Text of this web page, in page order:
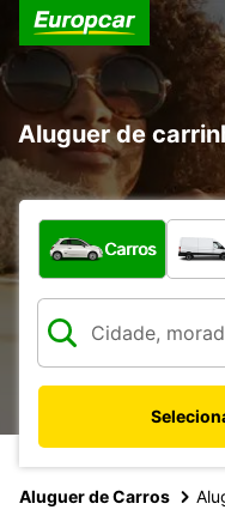
Aluguer de
Que tipo de veículo
Carros
Aluguer de Carros